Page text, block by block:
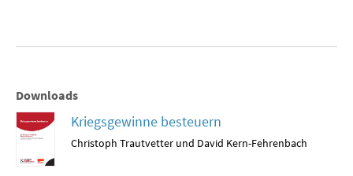
SOMMERSCHULE 2016
SOMMERSCHULE 2015
Downloads
Kriegsgewinne besteuern
Christoph Trautvetter und David Kern-Fehrenbach